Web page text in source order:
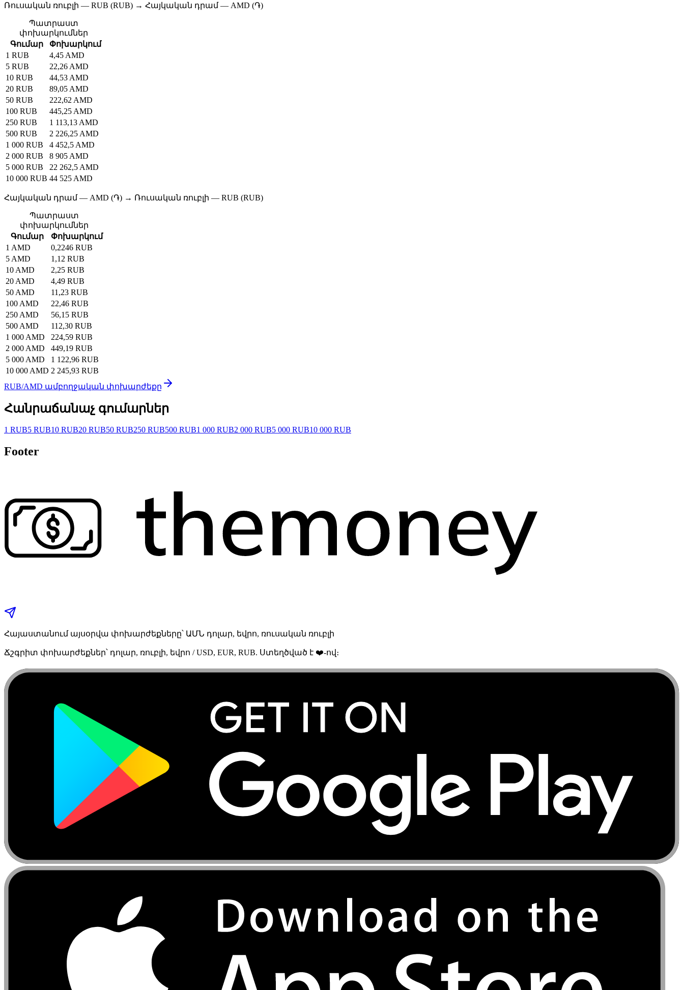
Ռուսական ռուբլի — RUB (RUB) → Հայկական դրամ — AMD (֏)
Պատրաստ
փոխարկումներ
Գումար
Փոխարկում
1 RUB
4,45 AMD
5 RUB
22,26 AMD
10 RUB
44,53 AMD
20 RUB
89,05 AMD
50 RUB
222,62 AMD
100 RUB
445,25 AMD
250 RUB
1 113,13 AMD
500 RUB
2 226,25 AMD
1 000 RUB
4 452,5 AMD
2 000 RUB
8 905 AMD
5 000 RUB
22 262,5 AMD
10 000 RUB 44 525 AMD
Հայկական դրամ — AMD (֏) → Ռուսական ռուբլի — RUB (RUB)
Պատրաստ
փոխարկումներ
Գումար
Փոխարկում
1 AMD
0,2246 RUB
5 AMD
1,12 RUB
10 AMD
2,25 RUB
20 AMD
4,49 RUB
50 AMD
11,23 RUB
100 AMD
22,46 RUB
250 AMD
56,15 RUB
500 AMD
112,30 RUB
1 000 AMD
224,59 RUB
2 000 AMD
449,19 RUB
5 000 AMD
1 122,96 RUB
10 000 AMD 2 245,93 RUB
RUB/AMD ամբողջական փոխարժեքը
Հանրաճանաչ գումարներ
1 RUB5 RUB10 RUB20 RUB50 RUB250 RUB500 RUB1 000 RUB2 000 RUB5 000 RUB10 000 RUB
Footer
Հայաստանում այսօրվա փոխարժեքները՝ ԱՄՆ դոլար, եվրո, ռուսական ռուբլի
Ճշգրիտ փոխարժեքներ՝ դոլար, ռուբլի, եվրո / USD, EUR, RUB. Ստեղծված է ❤️-ով։